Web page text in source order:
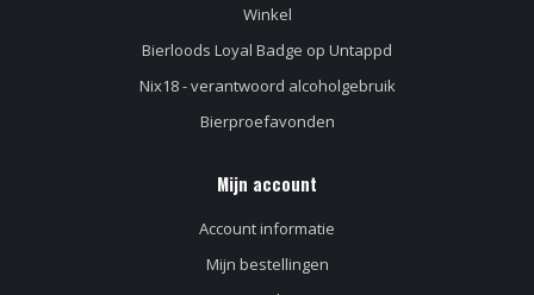
Winkel
Bierloods Loyal Badge op Untappd
Nix18 - verantwoord alcoholgebruik
Bierproefavonden
Mijn account
Account informatie
Mijn bestellingen